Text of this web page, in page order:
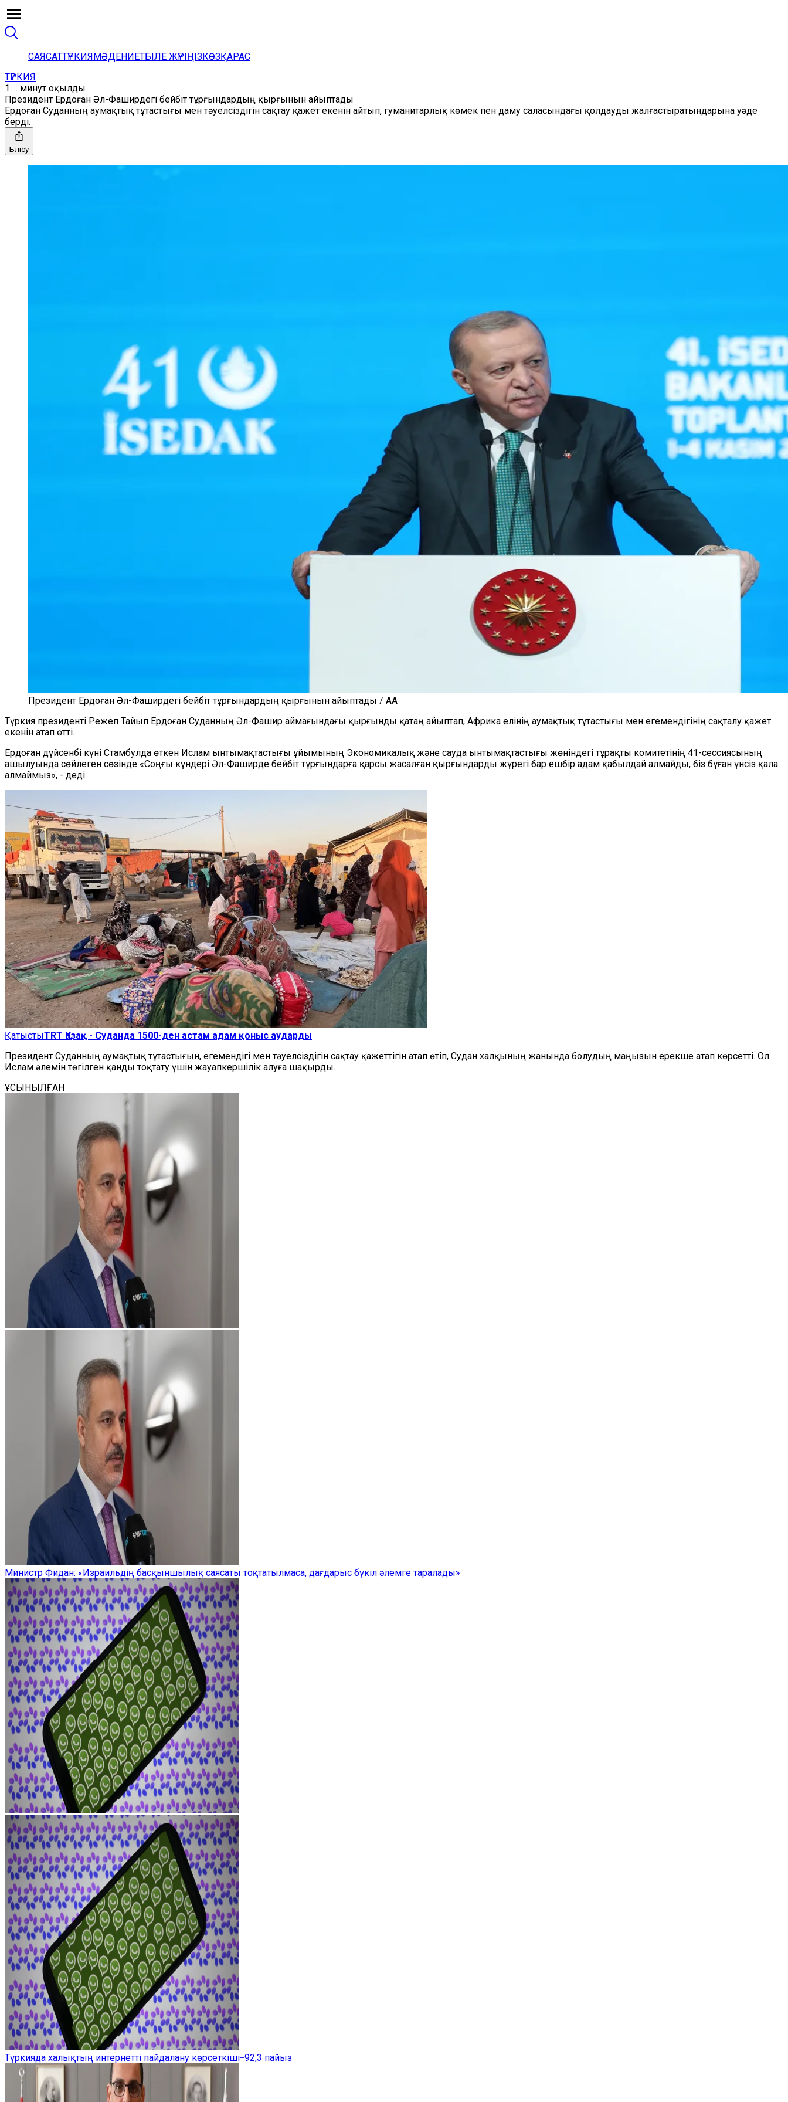
САЯСАТТҮРКИЯМӘДЕНИЕТБІЛЕ ЖҮРІҢІЗКӨЗҚАРАС
ТҮРКИЯ
1 ... минут оқылды
Президент Ердоған Әл-Фаширдегі бейбіт тұрғындардың қырғынын айыптады
Ердоған Суданның аумақтық тұтастығы мен тәуелсіздігін сақтау қажет екенін айтып, гуманитарлық көмек пен даму саласындағы қолдауды жалғастыратындарына уәде
берді.
Бөлісу
Президент Ердоған Әл-Фаширдегі бейбіт тұрғындардың қырғынын айыптады / AA
Түркия президенті Режеп Тайып Ердоған Суданның Әл-Фашир аймағындағы қырғынды қатаң айыптап, Африка елінің аумақтық тұтастығы мен егемендігінің сақталу қажет
екенін атап өтті.
Ердоған дүйсенбі күні Стамбулда өткен Ислам ынтымақтастығы ұйымының Экономикалық және сауда ынтымақтастығы жөніндегі тұрақты комитетінің 41-сессиясының
ашылуында сөйлеген сөзінде «Соңғы күндері Әл-Фаширде бейбіт тұрғындарға қарсы жасалған қырғындарды жүрегі бар ешбір адам қабылдай алмайды, біз бұған үнсіз қала
алмаймыз», - деді.
ҚатыстыTRT Қазақ - Суданда 1500-ден астам адам қоныс аударды
Президент Суданның аумақтық тұтастығын, егемендігі мен тәуелсіздігін сақтау қажеттігін атап өтіп, Судан халқының жанында болудың маңызын ерекше атап көрсетті. Ол
Ислам әлемін төгілген қанды тоқтату үшін жауапкершілік алуға шақырды.
ҰСЫНЫЛҒАН
Министр Фидан: «Израильдің басқыншылық саясаты тоқтатылмаса, дағдарыс бүкіл әлемге таралады»
Түркияда халықтың интернетті пайдалану көрсеткіші ̶ 92,3 пайыз